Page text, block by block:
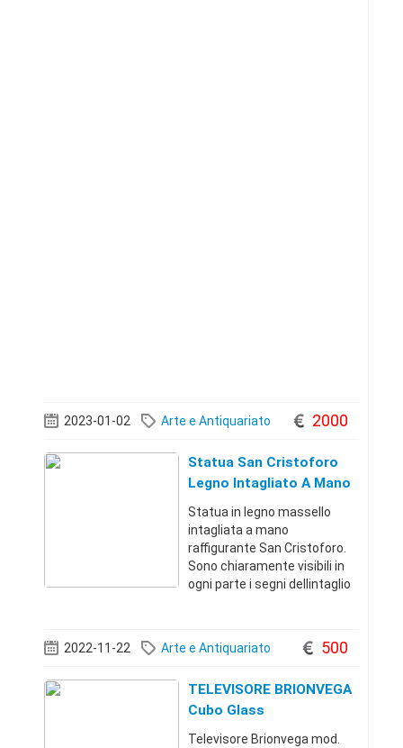
2023-01-02 Arte e Antiquariato 2000
Statua San Cristoforo
Legno Intagliato A Mano
Statua in legno massello
intagliata a mano
raffigurante San Cristoforo.
Sono chiaramente visibili in
ogni parte i segni dellintaglio
mio nonno. Laltezza è di 70
cm e la larghezza di 35 cm
2022-11-22 Arte e Antiquariato 500
TELEVISORE BRIONVEGA
Cubo Glass
Televisore Brionvega mod.